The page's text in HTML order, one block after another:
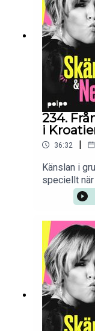
Klara
Anna
Spolander,
234.
i
36:32 |
Känslan i
speciellt
hamnat
planerad in
vårsolen
tomtens
interiör ger
på suppen
Mia
Anna
Anna